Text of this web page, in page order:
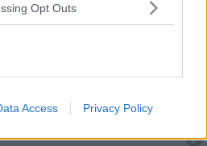
Opt Outs
Access Privacy Policy
con mercatini e laboratori
di Commercio